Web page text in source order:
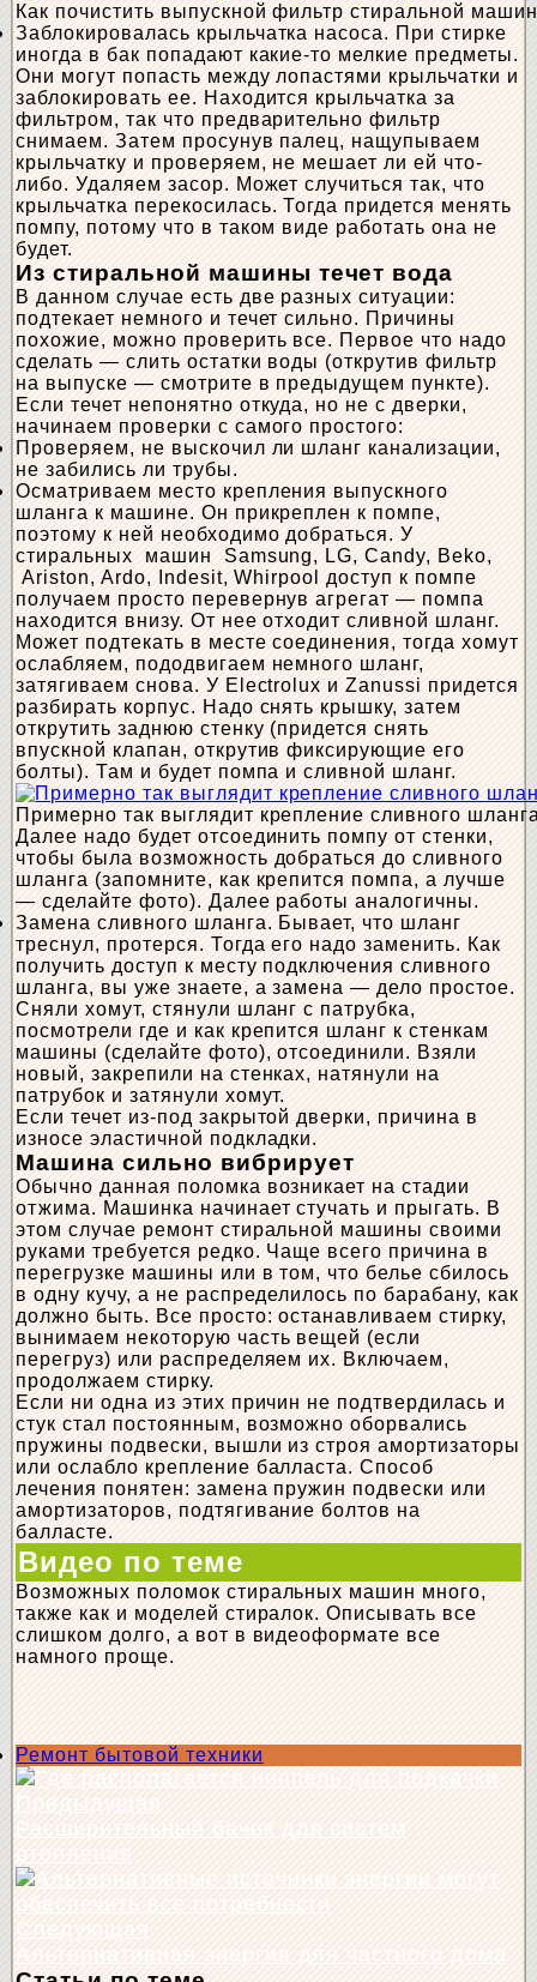
Как почистить выпускной фильтр стиральной
Заблокировалась крыльчатка насоса. При стирке
иногда в бак попадают какие-то мелкие предметы.
Они могут попасть между лопастями крыльчатки и
заблокировать ее. Находится крыльчатка за
фильтром, так что предварительно фильтр
снимаем. Затем просунув палец, нащупываем
крыльчатку и проверяем, не мешает ли ей что-
либо. Удаляем засор. Может случиться так, что
крыльчатка перекосилась. Тогда придется менять
помпу, потому что в таком виде работать она не
будет.
Из стиральной машины течет вода
В данном случае есть две разных ситуации:
подтекает немного и течет сильно. Причины
похожие, можно проверить все. Первое что надо
сделать — слить остатки воды (открутив фильтр
на выпуске — смотрите в предыдущем пункте).
Если течет непонятно откуда, но не с дверки,
начинаем проверки с самого простого:
Проверяем, не выскочил ли шланг канализации,
не забились ли трубы.
Осматриваем место крепления выпускного
шланга к машине. Он прикреплен к помпе,
поэтому к ней необходимо добраться. У
стиральных машин Samsung, LG, Candy, Beko,
Ariston, Ardo, Indesit, Whirpool доступ к помпе
получаем просто перевернув агрегат — помпа
находится внизу. От нее отходит сливной шланг.
Может подтекать в месте соединения, тогда хомут
ослабляем, пододвигаем немного шланг,
затягиваем снова. У Electrolux и Zanussi придется
разбирать корпус. Надо снять крышку, затем
открутить заднюю стенку (придется снять
впускной клапан, открутив фиксирующие его
болты). Там и будет помпа и сливной шланг.
Примерно так выглядит крепление сливного
Далее надо будет отсоединить помпу от стенки,
чтобы была возможность добраться до сливного
шланга (запомните, как крепится помпа, а лучше
— сделайте фото). Далее работы аналогичны.
Замена сливного шланга. Бывает, что шланг
треснул, протерся. Тогда его надо заменить. Как
получить доступ к месту подключения сливного
шланга, вы уже знаете, а замена — дело простое.
Сняли хомут, стянули шланг с патрубка,
посмотрели где и как крепится шланг к стенкам
машины (сделайте фото), отсоединили. Взяли
новый, закрепили на стенках, натянули на
патрубок и затянули хомут.
Если течет из-под закрытой дверки, причина в
износе эластичной подкладки.
Машина сильно вибрирует
Обычно данная поломка возникает на стадии
отжима. Машинка начинает стучать и прыгать. В
этом случае ремонт стиральной машины своими
руками требуется редко. Чаще всего причина в
перегрузке машины или в том, что белье сбилось
в одну кучу, а не распределилось по барабану, как
должно быть. Все просто: останавливаем стирку,
вынимаем некоторую часть вещей (если
перегруз) или распределяем их. Включаем,
продолжаем стирку.
Если ни одна из этих причин не подтвердилась и
стук стал постоянным, возможно оборвались
пружины подвески, вышли из строя амортизаторы
или ослабло крепление балласта. Способ
лечения понятен: замена пружин подвески или
амортизаторов, подтягивание болтов на
балласте.
Видео по теме
Возможных поломок стиральных машин много,
также как и моделей стиралок. Описывать все
слишком долго, а вот в видеоформате все
намного проще.
Ремонт бытовой техники
Предыдущая
Расширительный бачок для систем
отопления
Следующая
Альтернативная энергия для частного дома